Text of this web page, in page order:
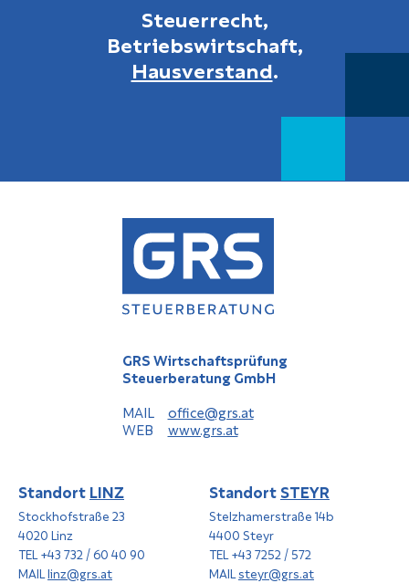
Steuerrecht,
Betriebswirtschaft,
Hausverstand.
GRS Wirtschaftsprüfung
Steuerberatung GmbH
MAIL
office@grs.at
WEB www.grs.at
StandortLINZ
Stockhofstraße 23
4020 Linz
TEL +43 732 / 60 40 90
MAIL linz@grs.at
StandortSTEYR
Stelzhamerstraße 14b
4400 Steyr
TEL +43 7252 / 572
MAIL steyr@grs.at